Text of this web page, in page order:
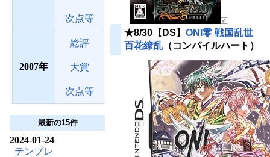
次点等
2007
総評
大賞
次点等
最新の15件
2024-01-24
テンプレ
★8/30【DS】 ONI零 戦国乱世
百花繚乱（コンパイルハート）